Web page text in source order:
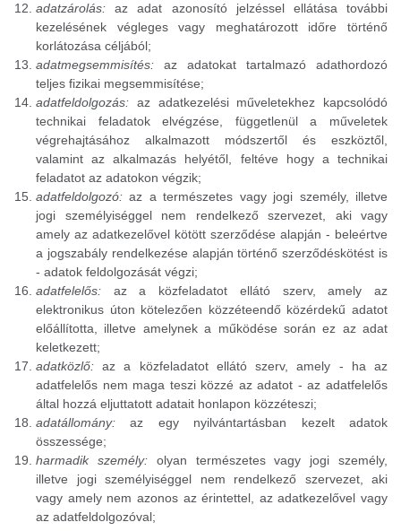
adatzárolás: az adat azonosító jelzéssel ellátása további
kezelésének végleges vagy meghatározott időre történő
korlátozása céljából;
adatmegsemmisítés: az adatokat tartalmazó adathordozó
teljes fizikai megsemmisítése;
adatfeldolgozás: az adatkezelési műveletekhez kapcsolódó
technikai feladatok elvégzése, függetlenül a műveletek
végrehajtásához alkalmazott módszertől és eszköztől,
valamint az alkalmazás helyétől, feltéve hogy a technikai
feladatot az adatokon végzik;
adatfeldolgozó: az a természetes vagy jogi személy, illetve
jogi személyiséggel nem rendelkező szervezet, aki vagy
amely az adatkezelővel kötött szerződése alapján - beleértve
a jogszabály rendelkezése alapján történő szerződéskötést is
- adatok feldolgozását végzi;
adatfelelős: az a közfeladatot ellátó szerv, amely az
elektronikus úton kötelezően közzéteendő közérdekű adatot
előállította, illetve amelynek a működése során ez az adat
keletkezett;
adatközlő: az a közfeladatot ellátó szerv, amely - ha az
adatfelelős nem maga teszi közzé az adatot - az adatfelelős
által hozzá eljuttatott adatait honlapon közzéteszi;
adatállomány: az egy nyilvántartásban kezelt adatok
összessége;
harmadik személy: olyan természetes vagy jogi személy,
illetve jogi személyiséggel nem rendelkező szervezet, aki
vagy amely nem azonos az érintettel, az adatkezelővel vagy
az adatfeldolgozóval;